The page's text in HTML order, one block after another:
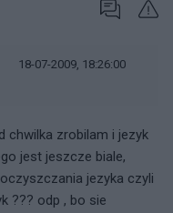
18-07-2009, 18:26:00
chwilka zrobilam i jezyk
jest jeszcze biale,
jezyka czyli
??? odp , bo sie